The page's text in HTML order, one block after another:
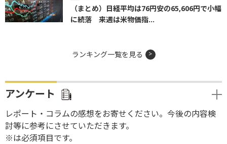
（まとめ）日経平均は76円安の65,606円で小幅
に続落 来週は米物価指...
ランキング一覧を見る
アンケート
レポート・コラムの感想をお寄せください。今後の内容検
討等に参考にさせていただきます。
※は必須項目です。